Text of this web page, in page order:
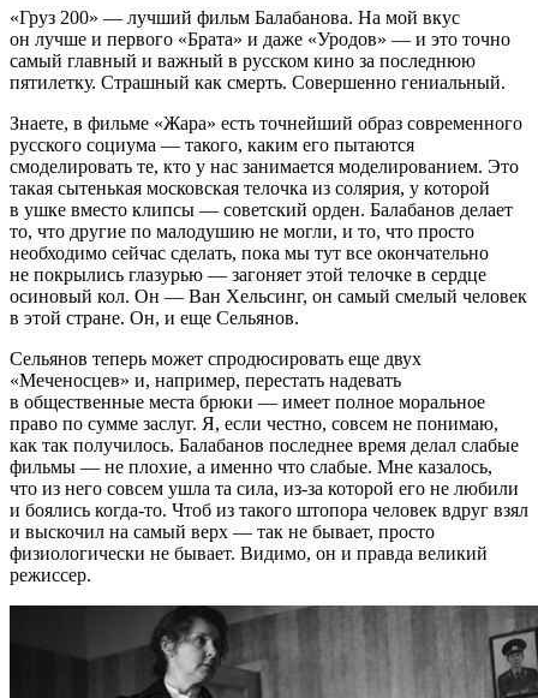
«Груз 200» — лучший фильм Балабанова. На мой вкус
он лучше и первого «Брата» и даже «Уродов» — и это точно
самый главный и важный в русском кино за последнюю
пятилетку. Страшный как смерть. Совершенно гениальный.
Знаете, в фильме «Жара» есть точнейший образ современного
русского социума — такого, каким его пытаются
смоделировать те, кто у нас занимается моделированием. Это
такая сытенькая московская телочка из солярия, у которой
в ушке вместо клипсы — советский орден. Балабанов делает
то, что другие по малодушию не могли, и то, что просто
необходимо сейчас сделать, пока мы тут все окончательно
не покрылись глазурью — загоняет этой телочке в сердце
осиновый кол. Он — Ван Хельсинг, он самый смелый человек
в этой стране. Он, и еще Сельянов.
Сельянов теперь может спродюсировать еще двух
«Меченосцев» и, например, перестать надевать
в общественные места брюки — имеет полное моральное
право по сумме заслуг. Я, если честно, совсем не понимаю,
как так получилось. Балабанов последнее время делал слабые
фильмы — не плохие, а именно что слабые. Мне казалось,
что из него совсем ушла та сила, из-за которой его не любили
и боялись когда-то. Чтоб из такого штопора человек вдруг взял
и выскочил на самый верх — так не бывает, просто
физиологически не бывает. Видимо, он и правда великий
режиссер.